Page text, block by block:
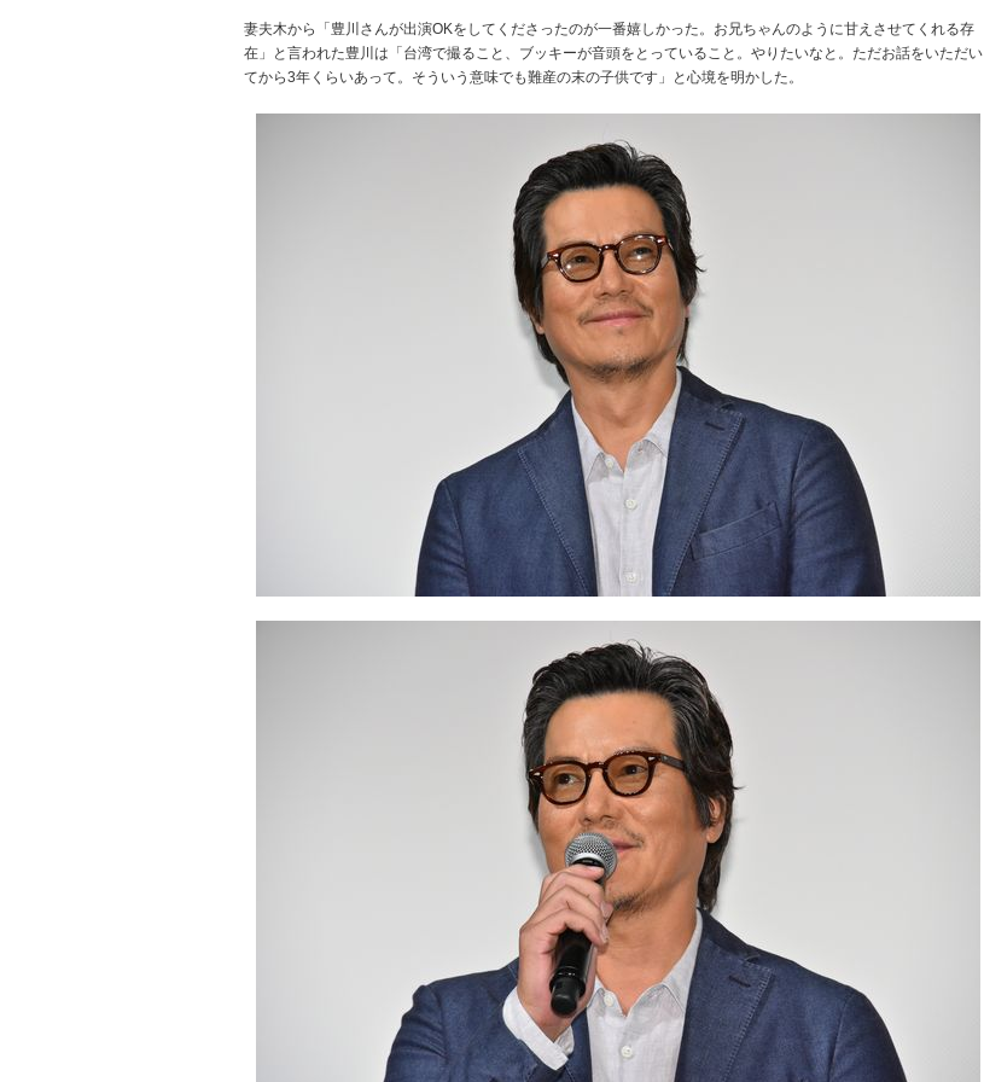
妻夫木から「豊川さんが出演OKをしてくださったのが一番嬉しかった。お兄ちゃんのように甘えさせてくれる存
在」と言われた豊川は「台湾で撮ること、ブッキーが音頭をとっていること。やりたいなと。ただお話をいただい
てから3年くらいあって。そういう意味でも難産の末の子供です」と心境を明かした。